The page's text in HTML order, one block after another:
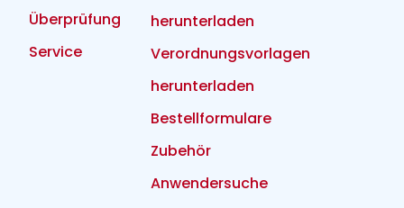
Überprüfung
Service
herunterladen
Verordnungsvorlagen
herunterladen
Bestellformulare
Zubehör
Anwendersuche